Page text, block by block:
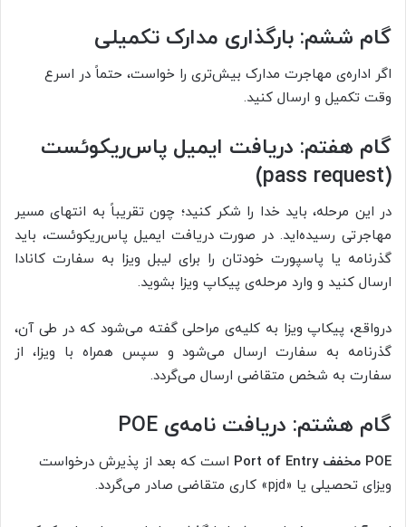
گام ششم: بارگذاری مدارک تکمیلی
اگر اداره‌ی مهاجرت مدارک بیش‌تری را خواست، حتماً در اسرع‌
وقت تکمیل و ارسال کنید.
گام هفتم: دریافت ایمیل پاس‌ریکوئست
(pass request)
در این مرحله، باید خدا را شکر کنید؛ چون تقریباً به انتهای مسیر
مهاجرتی رسیده‌اید. در صورت دریافت ایمیل پاس‌ریکوئست، باید
گذرنامه یا پاسپورت خودتان را برای لیبل ویزا به سفارت کانادا
ارسال کنید و وارد مرحله‌ی پیکاپ ویزا بشوید.
درواقع، پیکاپ ویزا به کلیه‌ی مراحلی گفته می‌شود که در طی آن،
گذرنامه به سفارت ارسال می‌شود و سپس همراه با ویزا، از
سفارت به شخص متقاضی ارسال می‌گردد.
گام هشتم: دریافت نامه‌ی POE
POE مخفف Port of Entry
است که بعد از پذیرش درخواست
ویزای تحصیلی یا «pjd» کاری متقاضی صادر می‌گردد.